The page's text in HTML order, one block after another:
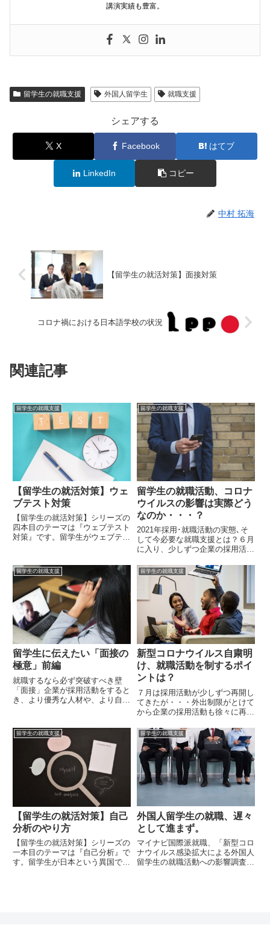
講演実績も豊富。
留学生の就職支援 外国人留学生 就職支援
シェアする
X Facebook はてブ
LinkedIn コピー
中村 拓海
【留学生の就活対策】面接対策
コロナ禍における日本語学校の状況
関連記事
留学生の就職支援
【留学生の就活対策】ウェ
ブテスト対策
【留学生の就活対策】シリーズの
四本目のテーマは『ウェブテスト
対策』です。留学生がウェブテス
狙うのは諦めるほうが懸命です。
大学・大学院生を対象とした私の
調査によれば、全く対策をしな
い...
留学生の就職支援
留学生の就職活動、コロナ
ウイルスの影響は実際どう
なのか・・・？
2021年採用･就職活動の実態､そ
して今必要な就職支援とは？６月
に入り、少しずつ企業の採用活動
方で、2021年新卒の採用活動が
長期化することは明らかです。実
際、弊社もお客様とお話をしてい
ると、採用活動再開の目処...
留学生の就職支援
留学生に伝えたい「面接の
極意」前編
就職するなら必ず突破すべき壁
「面接」企業が採用活動をすると
き、より優秀な人材や、より自社
等の書類審査、筆記テスト、グル
ープディスカッション、技能試
験・・・数多く存在する選考の中
で、...
留学生の就職支援
新型コロナウイルス自粛明
け、就職活動を制するポイ
ントは？
７月は採用活動が少しずつ再開し
てきたが・・・外出制限がとけて
から企業の採用活動も徐々に再開
て、すぐに就職活動を再開できて
いる人は、そう多くないのではな
いでしょうか？弊社のキャリアア
ドバイザーの実感としても、ほと
ん...
留学生の就職支援
【留学生の就活対策】自己
分析のやり方
【留学生の就活対策】シリーズの
一本目のテーマは『自己分析』で
す。留学生が日本という異国でキ
留学生の就職支援
外国人留学生の就職、遅々
として進まず。
マイナビ国際派就職、「新型コロ
ナウイルス感染拡大による外国人
留学生の就職活動への影響調査」